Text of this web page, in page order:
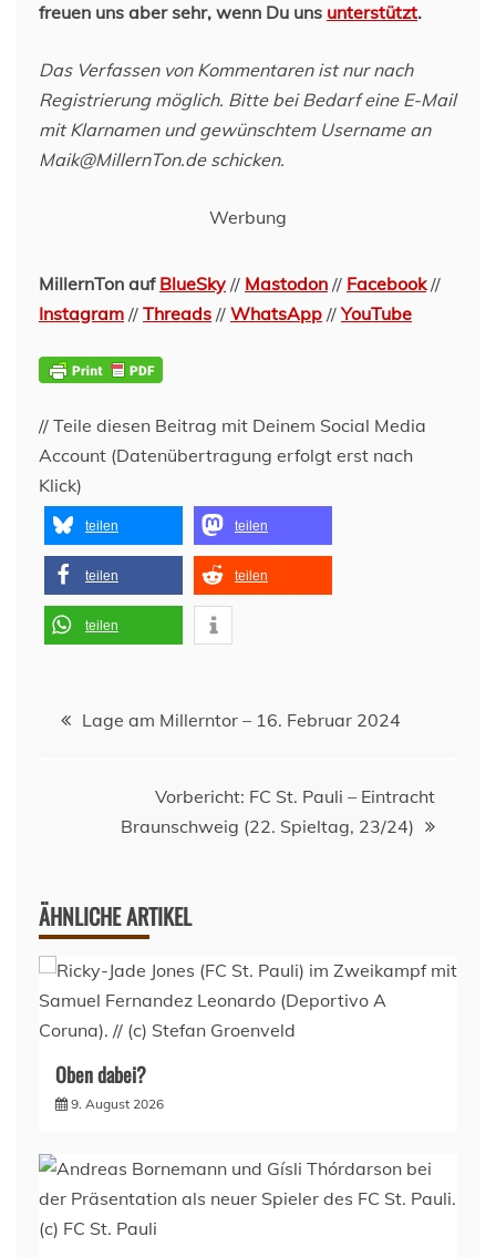
freuen uns aber sehr, wenn Du uns unterstützt.
Das Verfassen von Kommentaren ist nur nach
Registrierung möglich. Bitte bei Bedarf eine E-Mail
mit Klarnamen und gewünschtem Username an
Maik@MillernTon.de schicken.
Werbung
MillernTon auf BlueSky // Mastodon // Facebook//
Instagram // Threads // WhatsApp //YouTube
// Teile diesen Beitrag mit Deinem Social Media
Account (Datenübertragung erfolgt erst nach
Klick)
teilen teilen
teilen teilen
teilen
Beitragsnavigation
Lage am Millerntor – 16. Februar 2024
Vorbericht: FC St. Pauli – Eintracht
Braunschweig (22. Spieltag, 23/24)
ÄHNLICHE ARTIKEL
Oben dabei?
9. August 2026